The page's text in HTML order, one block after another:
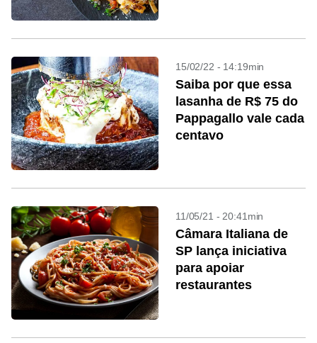
15/02/22 - 14:19min
Saiba por que essa
lasanha de R$ 75 do
Pappagallo vale cada
centavo
11/05/21 - 20:41min
Câmara Italiana de
SP lança iniciativa
para apoiar
restaurantes